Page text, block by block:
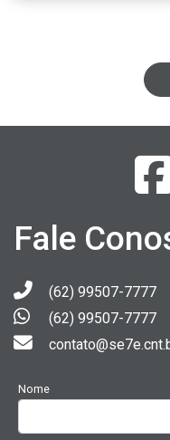
Fale
(62) 99507-7777
(62) 99507-7777
Nome